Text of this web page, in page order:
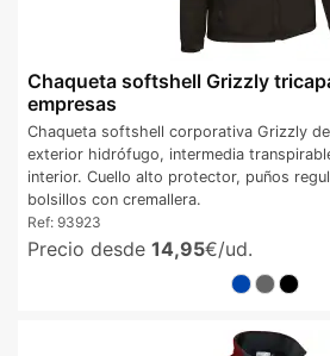
Chaqueta softshell Grizzly
empresas
Chaqueta softshell corporativa Grizzly
exterior hidrófugo, intermedia
interior. Cuello alto protector, puños
bolsillos con cremallera.
Ref: 93923
Precio desde 14,95€/ud.